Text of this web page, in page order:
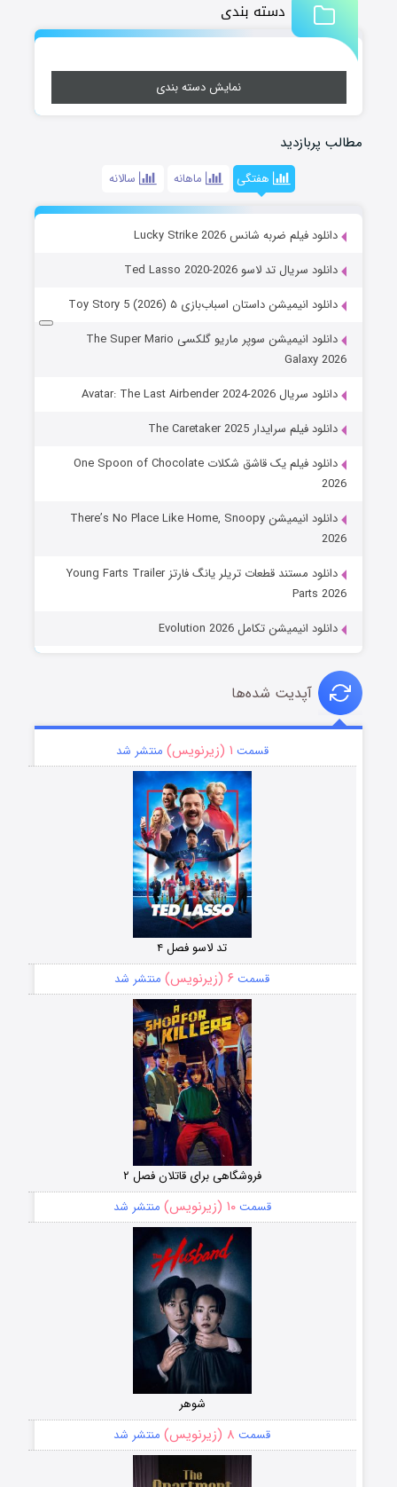
دسته بندی
نمایش دسته بندی
مطالب پربازدید
هفتگی ماهانه سالانه
دانلود فیلم ضربه شانس Lucky Strike 2026
دانلود سریال تد لاسو Ted Lasso 2020-2026
دانلود انیمیشن داستان اسباب‌بازی ۵ Toy Story 5 (2026)
دانلود انیمیشن سوپر ماریو گلکسی The Super Mario
Galaxy 2026
دانلود سریال Avatar: The Last Airbender 2024-2026
دانلود فیلم سرایدار The Caretaker 2025
دانلود فیلم یک قاشق شکلات One Spoon of Chocolate
2026
دانلود انیمیشن There’s No Place Like Home, Snoopy
2026
دانلود مستند قطعات تریلر یانگ فارتز Young Farts Trailer
Parts 2026
دانلود انیمیشن تکامل Evolution 2026
آپدیت شده‌ها
قسمت ۱ (زیرنویس) منتشر شد
تد لاسو فصل ۴
قسمت ۶ (زیرنویس) منتشر شد
فروشگاهی برای قاتلان فصل ۲
قسمت۱۰ (زیرنویس) منتشر شد
شوهر
قسمت ۸ (زیرنویس) منتشر شد